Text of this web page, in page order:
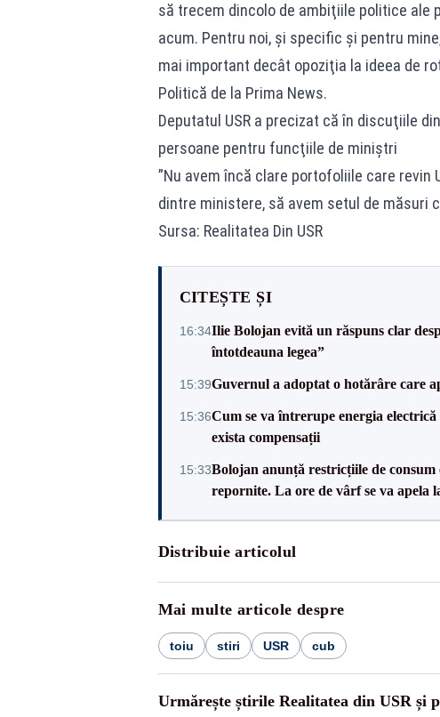
să trecem dincolo de ambiţiile politice ale
acum. Pentru noi, şi specific şi pentru
mai important decât opoziţia la ideea de
Politică de la Prima News.
Deputatul USR a precizat că în discuţiile
persoane pentru funcţiile de miniştri
”Nu avem încă clare portofoliile care revin
dintre ministere, să avem setul de măsuri
Sursa: Realitatea Din USR
CITEȘTE ȘI
16:34Ilie Bolojan evită un răspuns clar
întotdeauna legea”
15:39Guvernul a adoptat o hotărâre care
15:36Cum se va întrerupe energia
exista compensații
15:33Bolojan anunță restricțiile de
repornite. La ore de vârf se va
Distribuie articolul
Mai multe articole despre
toiu stiri USR cub
Urmărește știrile Realitatea din USR și